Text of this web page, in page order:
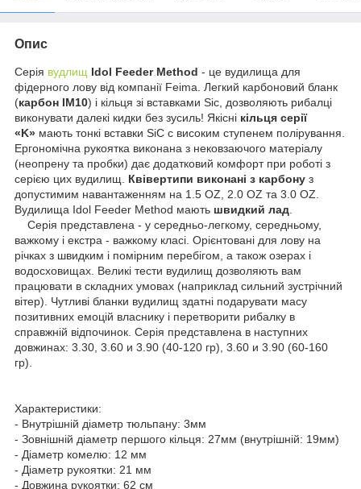
Опис
Серія вудлищ Idol Feeder Method - це вудилища для
фідерного лову від компанії Feima. Легкий карбоновий бланк
(карбон IM10) і кільця зі вставками Sic, дозволяють рибалці
виконувати далекі кидки без зусиль! Якісні кільця серії
«K» мають тонкі вставки SiC c високим ступенем полірування.
Ергономічна рукоятка виконана з нековзаючого матеріалу
(неопрену та пробки) дає додатковий комфорт при роботі з
серією цих вудилищ. Квівертипи виконані з карбону з
допустимим навантаженням на 1.5 OZ, 2.0 OZ та 3.0 OZ.
Вудилища Idol Feeder Method мають швидкий лад
Серія представлена - у середньо-легкому, середньому,
важкому і екстра - важкому класі. Орієнтовані для лову на
річках з швидким і помірним перебігом, а також озерах і
водосховищах. Великі тести вудилищ дозволяють вам
працювати в складних умовах (наприклад сильний зустрічний
вітер). Чутливі бланки вудилищ здатні подарувати масу
позитивних емоцій власнику і перетворити рибалку в
справжній відпочинок. Серія представлена в наступних
довжинах: 3.30, 3.60 и 3.90 (40-120 гр), 3.60 и 3.90 (60-160
гр).
Характеристики:
- Внутрішній діаметр тюльпану: 3мм
- Зовнішній діаметр першого кільця: 27мм (внутрішній: 19мм)
- Діаметр комелю: 12 мм
- Діаметр рукоятки: 21 мм
- Довжина рукоятки: 62 см